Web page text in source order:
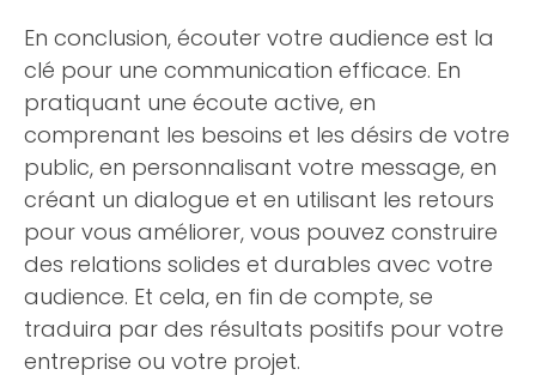
En conclusion, écouter votre audience est la
clé pour une communication efficace. En
pratiquant une écoute active, en
comprenant les besoins et les désirs de votre
public, en personnalisant votre message, en
créant un dialogue et en utilisant les retours
pour vous améliorer, vous pouvez construire
des relations solides et durables avec votre
audience. Et cela, en fin de compte, se
traduira par des résultats positifs pour votre
entreprise ou votre projet.